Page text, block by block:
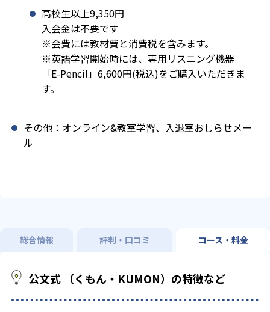
高校生以上9,350円
入会金は不要です
※会費には教材費と消費税を含みます。
※英語学習開始時には、専用リスニング機器
「E-Pencil」6,600円(税込)をご購入いただきま
す。
その他：オンライン&教室学習、入退室おしらせメー
ル
総合情報 評判・口コミ コース・料金
公文式 （くもん・KUMON）の特徴など